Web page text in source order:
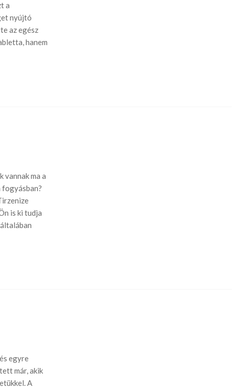
a
nyújtó
az egész
hanem
vannak ma a
is ki tudja
egyre
már, akik
A